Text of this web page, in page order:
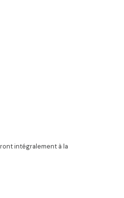
intégralement à la